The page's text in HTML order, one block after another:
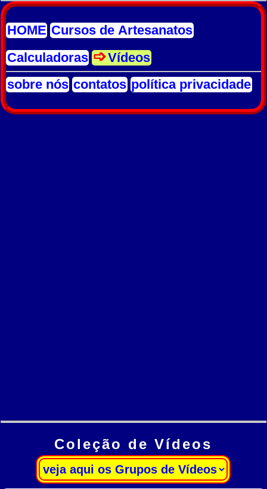
HOME Cursos de Artesanatos
Calculadoras
Vídeos
sobre nós contatos política privacidade
Coleção de Vídeos